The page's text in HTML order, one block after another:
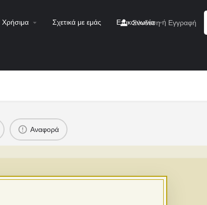
Χρήσιμα Σχετικά με εμάς Επικοινωνία
Σύνδεση ή Εγγραφή
Αναφορά